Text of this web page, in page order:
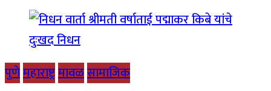
पुणेमहाराष्ट्रमावळसामाजिक